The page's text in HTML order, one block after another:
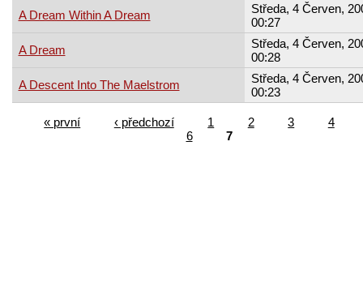
A Dream Within A Dream
Středa, 4 Červen,
00:27
A Dream
Středa, 4 Červen,
00:28
A Descent Into The Maelstrom
Středa, 4 Červen,
00:23
« první ‹ předchozí 1 2 3
4
6
7